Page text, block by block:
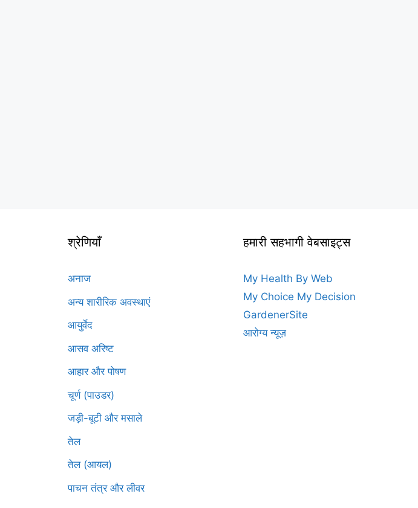
श्रेणियाँ
अनाज
अन्य शारीरिक अवस्थाएं
आयुर्वेद
आसव अरिष्ट
आहार और पोषण
चूर्ण (पाउडर)
जड़ी-बूटी और मसाले
तेल
तेल (आयल)
पाचन तंत्र और लीवर
हमारी सहभागी वेबसाइट्स
My Health By Web
My Choice My Decision
GardenerSite
आरोग्य न्यूज़